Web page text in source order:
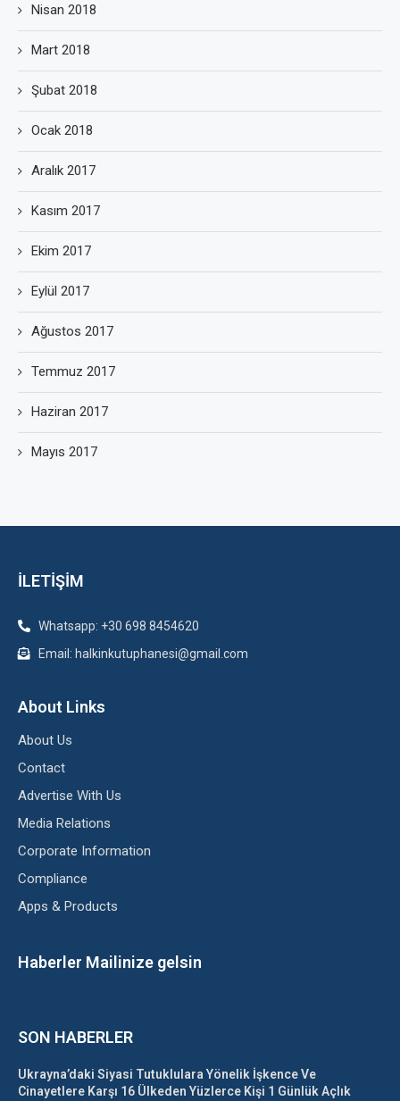
Nisan 2018
Mart 2018
Şubat 2018
Ocak 2018
Aralık 2017
Kasım 2017
Ekim 2017
Eylül 2017
Ağustos 2017
Temmuz 2017
Haziran 2017
Mayıs 2017
İLETİŞİM
Whatsapp: +30 698 8454620
Email: halkinkutuphanesi@gmail.com
About Links
About Us
Contact
Advertise With Us
Media Relations
Corporate Information
Compliance
Apps & Products
Haberler Mailinize gelsin
SON HABERLER
Ukrayna’daki Siyasi Tutuklulara Yönelik İşkence Ve
Cinayetlere Karşı 16 Ülkeden Yüzlerce Kişi 1 Günlük Açlık